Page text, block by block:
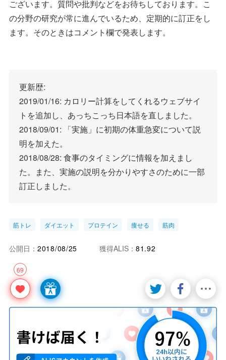
ございます。質問や批判などをお待ちしております。こ
の分野の研究が常に進んでいるため、定期的に訂正をし
ます。そのときはコメント欄で発表します。
更新歴:
2019/01/16: カロリー計算をしてくれるウェブサイ
トを追加し、あっちこっち日本語を直しました。
2018/09/01: 「実施」に初期の体重急変について説
明を加えた。
2018/08/28: 食事のタイミングに情報を加えまし
た。また、実施の説明を分かりやすさのために一部
訂正しました。
筋トレ ダイエット プロテイン 痩せる 筋肉
69
公開日： 2018/08/25 獲得ALIS： 81.92